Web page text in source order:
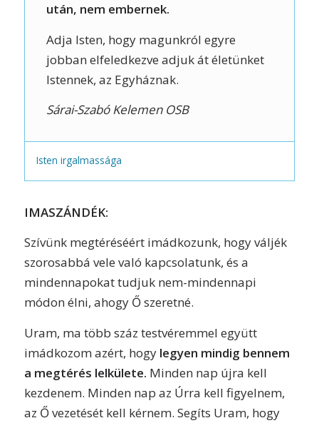
után, nem embernek.
Adja Isten, hogy magunkról egyre
jobban elfeledkezve adjuk át életünket
Istennek, az Egyháznak.
Sárai-Szabó Kelemen OSB
Isten irgalmassága
IMASZÁNDÉK:
Szívünk megtéréséért imádkozunk, hogy váljék
szorosabbá vele való kapcsolatunk, és a
mindennapokat tudjuk nem-mindennapi
módon élni, ahogy Ő szeretné.
Uram, ma több száz testvéremmel együtt
imádkozom azért, hogy legyen mindig bennem
a megtérés lelkülete. Minden nap újra kell
kezdenem. Minden nap az Úrra kell figyelnem,
az Ő vezetését kell kérnem. Segíts Uram, hogy